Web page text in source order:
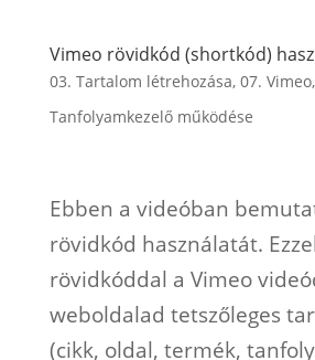
Vimeo rövidkód (shortkód)
03. Tartalom létrehozása, 07. Vimeo,
Tanfolyamkezelő működése
Ebben a videóban
rövidkód használatát.
rövidkóddal a Vimeo
weboldalad tetszőleges
(cikk, oldal, termék,